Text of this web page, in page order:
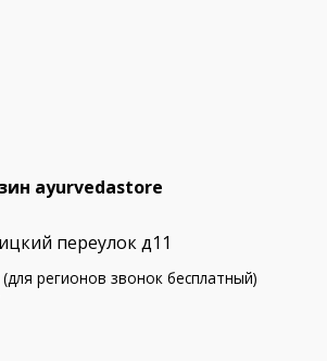
ayurvedastore
переулок д11
(для регионов звонок бесплатный)